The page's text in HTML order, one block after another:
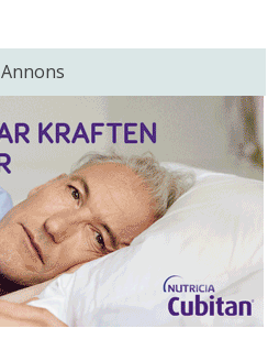
Annons